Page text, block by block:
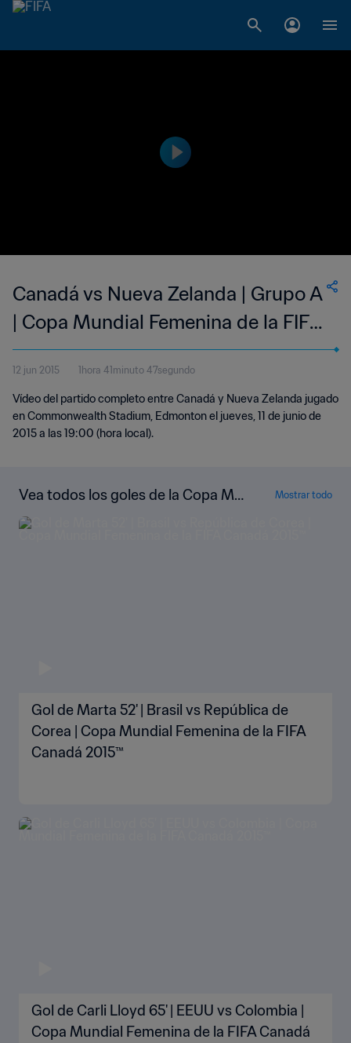
Canadá vs Nueva Zelanda | Grupo A
| Copa Mundial Femenina de la FIFA
Canadá 2015™ | Partido Completo
12 jun 2015 1hora 41minuto 47segundo
Vídeo del partido completo entre Canadá y Nueva Zelanda jugado
en Commonwealth Stadium, Edmonton el jueves, 11 de junio de
2015 a las 19:00 (hora local).
Vea todos los goles de la Copa Mu
ndial Femenina de la FIFA Canadá 2
015™
Mostrar todo
Gol de Marta 52' | Brasil vs República de
Corea | Copa Mundial Femenina de la FIFA
Canadá 2015™
Gol de Carli Lloyd 65' | EEUU vs Colombia |
Copa Mundial Femenina de la FIFA Canadá